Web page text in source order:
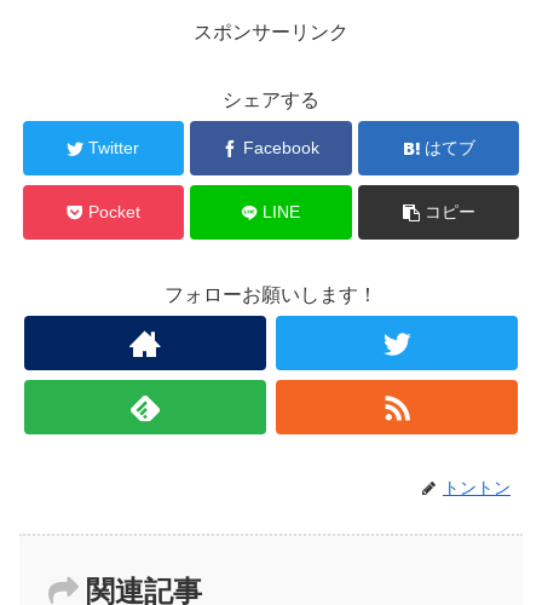
スポンサーリンク
シェアする
Twitter Facebook はてブ
Pocket LINE コピー
フォローお願いします！
トントン
関連記事